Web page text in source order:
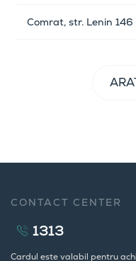
Comrat, str. Lenin 146
CONTACT CENTER
1313
Cardul este valabil pentru